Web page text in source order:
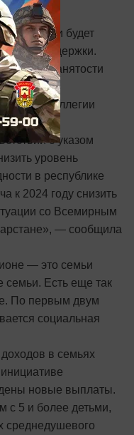
с детьми будет
поддержки.
труда, занятости
Зарипова
коллегии
с указом
уровень
в республике
к 2024 году снизить
со Всемирным
— сообщила
— это семьи
семьи. Есть еще так
По первым двум
социальная
в семьях
новые выплаты.
с 5 и более детьми,
среднедушевого